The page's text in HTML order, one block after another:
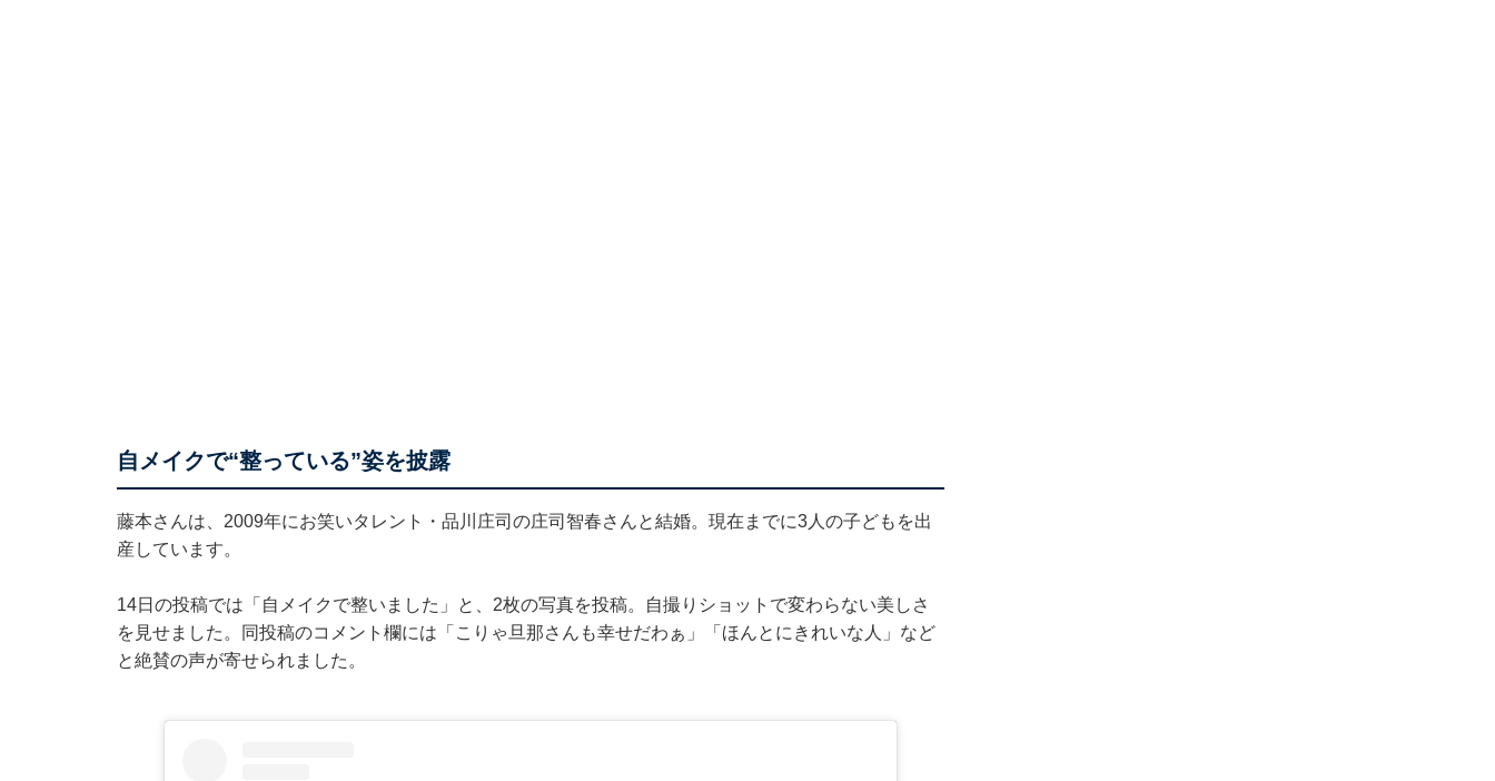
自メイクで“整っている”姿を披露
藤本さんは、2009年にお笑いタレント・品川庄司の庄司智春さんと結婚。現在までに3人の子どもを出
産しています。
14日の投稿では「自メイクで整いました」と、2枚の写真を投稿。自撮りショットで変わらない美しさ
を見せました。同投稿のコメント欄には「こりゃ旦那さんも幸せだわぁ」「ほんとにきれいな人」など
と絶賛の声が寄せられました。